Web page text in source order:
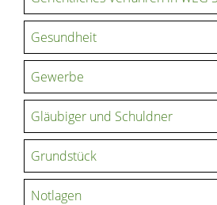
Gesundheit
Gewerbe
Gläubiger und Schuldner
Grundstück
Notlagen